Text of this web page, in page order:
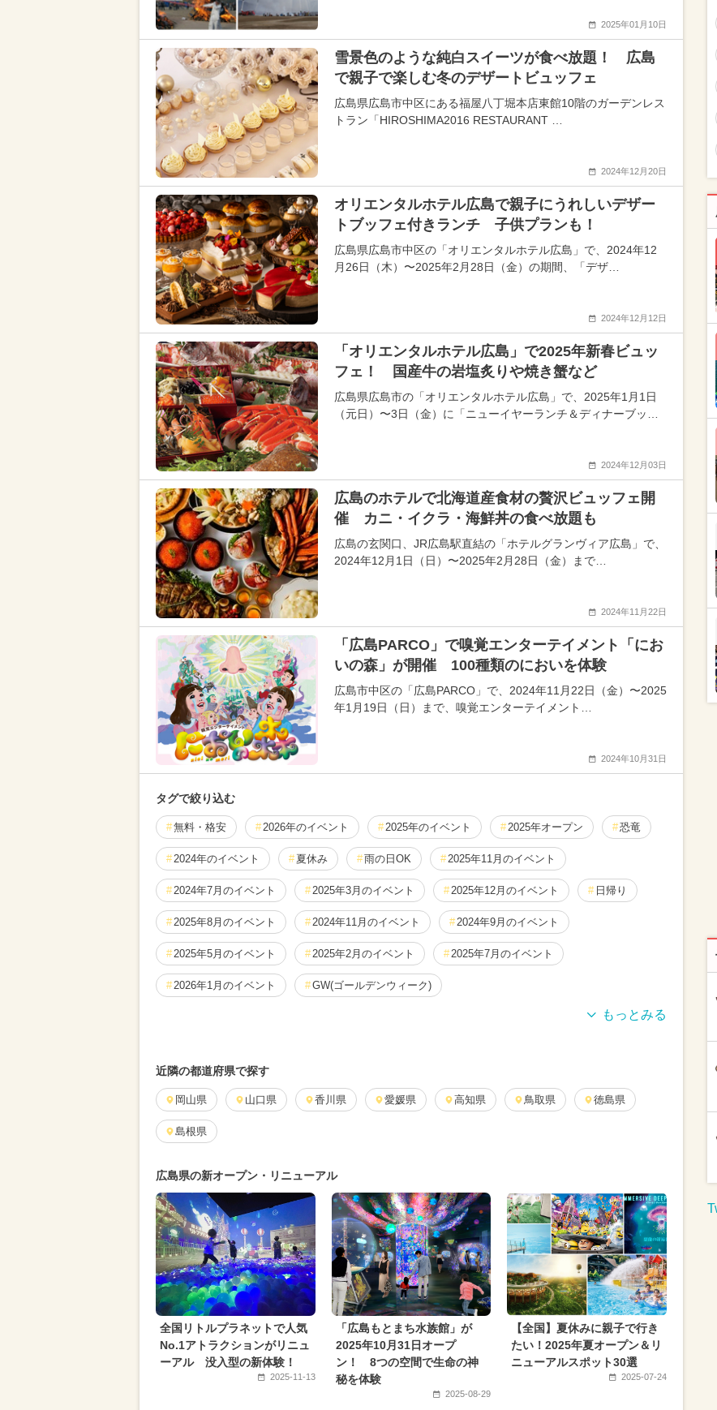
2025年01月10日
雪景色のような純白スイーツが食べ放題！ 広島
で親子で楽しむ冬のデザートビュッフェ
広島県広島市中区にある福屋八丁堀本店東館10階のガーデンレス
トラン「HIROSHIMA2016 RESTAURANT …
2024年12月20日
オリエンタルホテル広島で親子にうれしいデザー
トブッフェ付きランチ 子供プランも！
広島県広島市中区の「オリエンタルホテル広島」で、2024年12
月26日（木）〜2025年2月28日（金）の期間、「デザ…
2024年12月12日
「オリエンタルホテル広島」で2025年新春ビュッ
フェ！ 国産牛の岩塩炙りや焼き蟹など
広島県広島市の「オリエンタルホテル広島」で、2025年1月1日
（元日）〜3日（金）に「ニューイヤーランチ＆ディナーブッ…
2024年12月03日
広島のホテルで北海道産食材の贅沢ビュッフェ開
催 カニ・イクラ・海鮮丼の食べ放題も
広島の玄関口、JR広島駅直結の「ホテルグランヴィア広島」で、
2024年12月1日（日）〜2025年2月28日（金）まで…
2024年11月22日
「広島PARCO」で嗅覚エンターテイメント「にお
いの森」が開催 100種類のにおいを体験
広島市中区の「広島PARCO」で、2024年11月22日（金）〜2025
年1月19日（日）まで、嗅覚エンターテイメント…
2024年10月31日
タグで絞り込む
無料・格安 2026年のイベント 2025年のイベント 2025年オープン 恐竜
2024年のイベント 夏休み 雨の日OK 2025年11月のイベント
2024年7月のイベント 2025年3月のイベント 2025年12月のイベント 日帰り
2025年8月のイベント 2024年11月のイベント 2024年9月のイベント
2025年5月のイベント 2025年2月のイベント 2025年7月のイベント
2026年1月のイベント GW(ゴールデンウィーク)
2025年4月のイベント
2026年8月のイベント 2024年10月のイベント 2026年5月のイベント
2025年6月のイベント
2026年4月のイベント 冬休み 2024年4月のイベント いちごビュッフェ
2026年6月のイベント 職業体験 2026年2月のイベント 夏休み（日帰り）
ご当地グルメ・限定メニュー クリスマス 2026年3月のイベント
夏休み（涼しい） お正月 2024年1月のイベント 2024年2月のイベント
近隣の都道府県で探す
岡山県 山口県 香川県 愛媛県 高知県 鳥取県 徳島県
島根県
広島県の新オープン・リニューアル
全国リトルプラネットで人気
No.1アトラクションがリニュ
ーアル 没入型の新体験！
2025-11-13
「広島もとまち水族館」が
2025年10月31日オープ
ン！ 8つの空間で生命の神
秘を体験
2025-08-29
【全国】夏休みに親子で行き
たい！2025年夏オープン＆リ
ニューアルスポット30選
2025-07-24